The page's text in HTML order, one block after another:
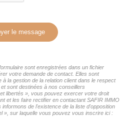
le message
sont enregistrées dans un fichier
votre demande de contact. Elles sont
la gestion de la relation client dans le respect
sont destinées à nos conseillers
libertés », vous pouvez exercer votre droit
et les faire rectifier en contactant SAFIR IMMO
de l'existence de la liste d'opposition
», sur laquelle vous pouvez vous inscrire ici :